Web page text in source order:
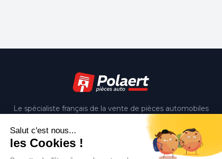
Le spécialiste français de la vente de pièces automobiles
d'occasion. Qualité, expertise et service depuis 15 ans.